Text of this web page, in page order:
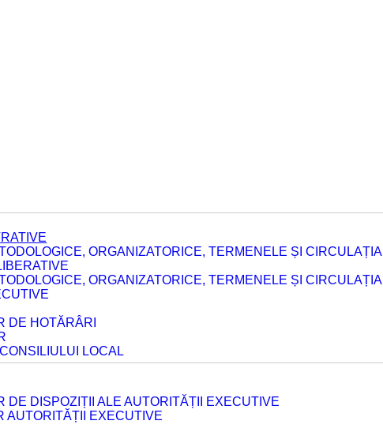
ORGANIZATORICE, TERMENELE ȘI CIRCULAȚIA
ORGANIZATORICE, TERMENELE ȘI CIRCULAȚIA
DE HOTĂRÂRI
LOCAL
DISPOZIȚII ALE AUTORITĂȚII EXECUTIVE
AUTORITĂȚII EXECUTIVE